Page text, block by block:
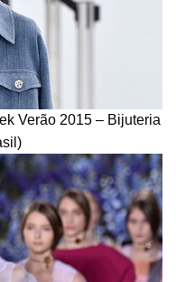
Verão 2015 – Bijuteria